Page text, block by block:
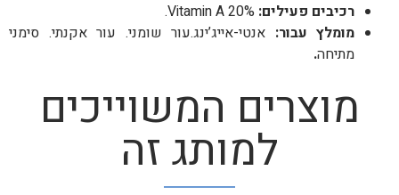
רכיבים פעילים:
מומלץ עבור: אנטי-אייג’ינג.עור שומני. עור אקנתי. סימני
מתיחה.
מוצרים המשוייכים
למותג זה